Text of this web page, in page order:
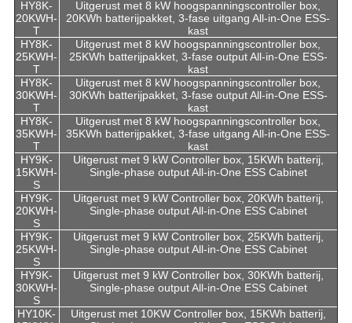
HY8K-
20KWH-
T
Uitgerust met 8 kW hoogspanningscontroller box,
20KWh batterijpakket, 3-fase uitgang All-in-One ESS-
kast
HY8K-
25KWH-
T
Uitgerust met 8 kW hoogspanningscontroller box,
25KWh batterijpakket, 3-fase output All-in-One ESS-
kast
HY8K-
30KWH-
T
Uitgerust met 8 kW hoogspanningscontroller box,
30KWh batterijpakket, 3-fase output All-in-One ESS-
kast
HY8K-
35KWH-
T
Uitgerust met 8 kW hoogspanningscontroller box,
35KWh batterijpakket, 3-fase uitgang All-in-One ESS-
kast
HY9K-
15KWH-
S
Uitgerust met 9 kW Controller box, 15KWh batterij,
Single-phase output All-in-One ESS Cabinet
HY9K-
20KWH-
S
Uitgerust met 9 kW Controller box, 20KWh batterij,
Single-phase output All-in-One ESS Cabinet
HY9K-
25KWH-
S
Uitgerust met 9 kW Controller box, 25KWh batterij,
Single-phase output All-in-One ESS Cabinet
HY9K-
30KWH-
S
Uitgerust met 9 kW Controller box, 30KWh batterij,
Single-phase output All-in-One ESS Cabinet
HY10K-
Uitgerust met 10KW Controller box, 15KWh batterij,